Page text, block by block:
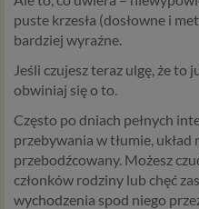
puste krzesła (dosłowne i
bardziej wyraźne.
Jeśli czujesz teraz ulgę, że to
obwiniaj się o to.
Często po dniach pełnych
przebywania w tłumie,
przebodźcowany. Możesz
członków rodziny lub chęć
wychodzenia spod niego